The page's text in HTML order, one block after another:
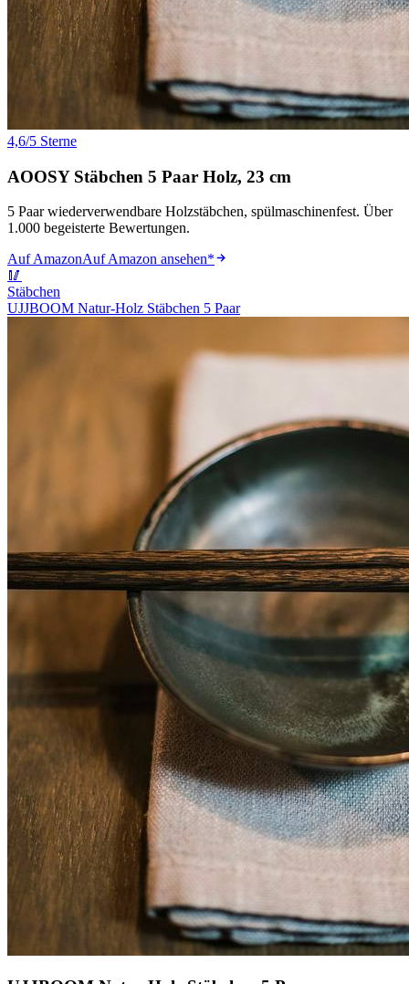
4,6/5 Sterne
AOOSY Stäbchen 5 Paar Holz, 23 cm
5 Paar wiederverwendbare Holzstäbchen, spülmaschinenfest. Über
1.000 begeisterte Bewertungen.
Auf AmazonAuf Amazon ansehen*
🥢
Stäbchen
UJJBOOM Natur-Holz Stäbchen 5 Paar